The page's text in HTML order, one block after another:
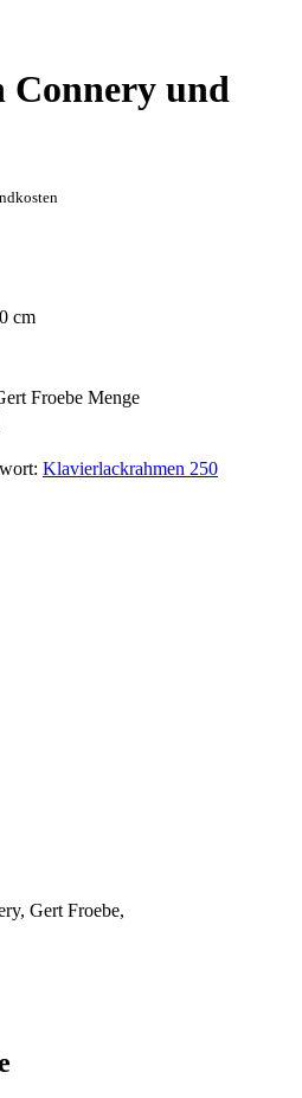
Connery und
cm
Froebe Menge
Klavierlackrahmen 250
Gert Froebe,